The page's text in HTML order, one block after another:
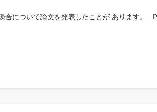
合について論文を発表したことが あります。